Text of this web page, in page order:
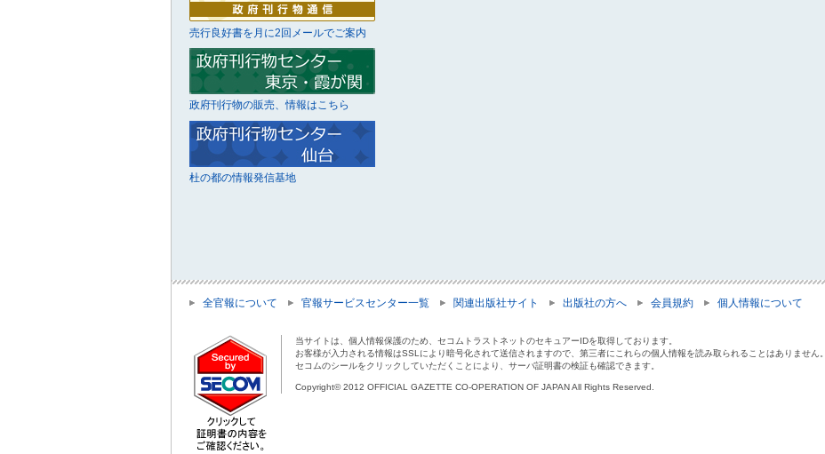
売行良好書を月に2回メールでご案内
政府刊行物の販売、情報はこちら
杜の都の情報発信基地
全官報について 官報サービスセンター一覧 関連出版社サイト 出版社の方へ 会員規約 個人情報について
当サイトは、個人情報保護のため、セコムトラストネットのセキュアーIDを取得しております。
お客様が入力される情報はSSLにより暗号化されて送信されますので、第三者にこれらの個人情報を読み取られることはありません。
セコムのシールをクリックしていただくことにより、サーバ証明書の検証も確認できます。
Copyright© 2012 OFFICIAL GAZETTE CO-OPERATION OF JAPAN All Rights Reserved.